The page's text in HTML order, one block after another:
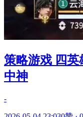
策略游戏 四
中神
-